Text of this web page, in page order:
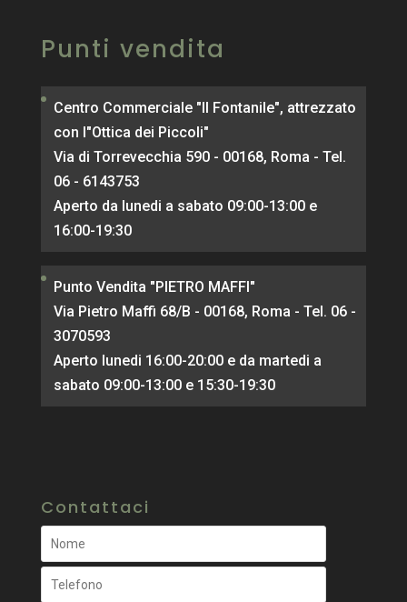
Punti vendita
Centro Commerciale "Il Fontanile", attrezzato
con l"Ottica dei Piccoli"
Via di Torrevecchia 590 - 00168, Roma - Tel.
06 - 6143753
Aperto da lunedi a sabato 09:00-13:00 e
16:00-19:30
Punto Vendita "PIETRO MAFFI"
Via Pietro Maffi 68/B - 00168, Roma - Tel. 06 -
3070593
Aperto lunedi 16:00-20:00 e da martedi a
sabato 09:00-13:00 e 15:30-19:30
Contattaci